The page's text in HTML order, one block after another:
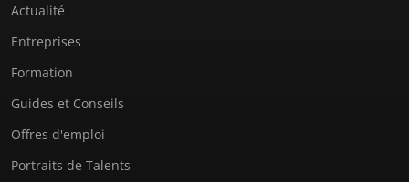
Actualité
Entreprises
Formation
Guides et Conseils
Offres d'emploi
Portraits de Talents